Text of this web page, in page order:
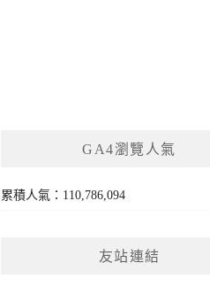
GA4瀏覽人氣
累積人氣：110,786,094
友站連結